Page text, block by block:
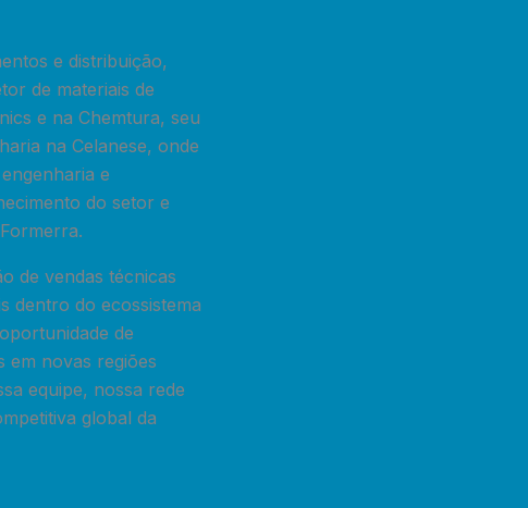
e distribuição,
de materiais de
e na Chemtura, seu
na Celanese, onde
e
do setor e
de vendas técnicas
dentro do ecossistema
de
em novas regiões
equipe, nossa rede
global da